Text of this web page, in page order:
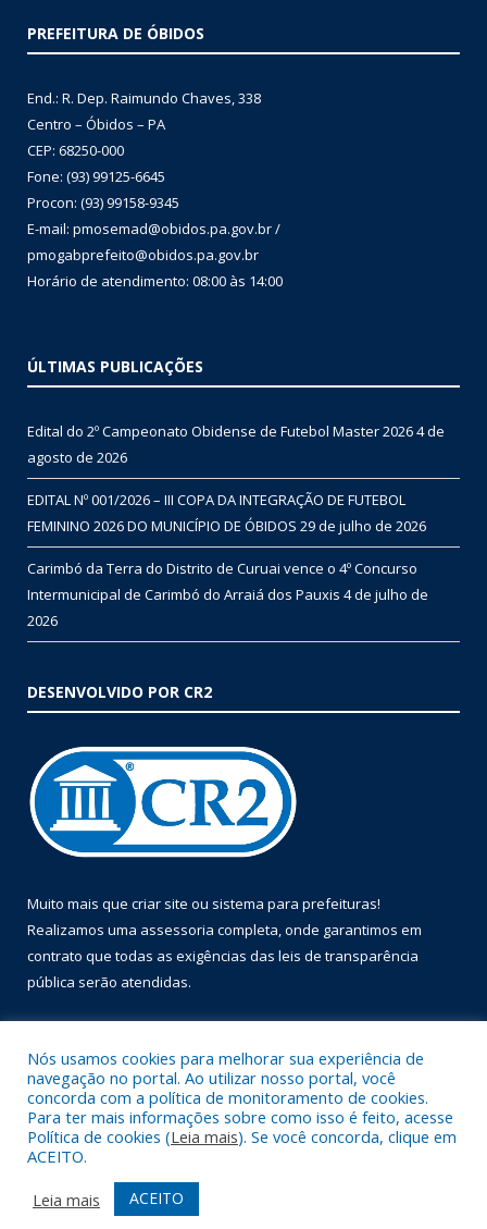
PREFEITURA DE ÓBIDOS
End.: R. Dep. Raimundo Chaves, 338
Centro – Óbidos – PA
CEP: 68250-000
Fone: (93) 99125-6645
Procon: (93) 99158-9345
E-mail: pmosemad@obidos.pa.gov.br /
pmogabprefeito@obidos.pa.gov.br
Horário de atendimento: 08:00 às 14:00
ÚLTIMAS PUBLICAÇÕES
Edital do 2º Campeonato Obidense de Futebol Master 20264 de
agosto de 2026
EDITAL Nº 001/2026 – III COPA DA INTEGRAÇÃO DE FUTEBOL
FEMININO 2026 DO MUNICÍPIO DE ÓBIDOS 29 de julho de 2026
Carimbó da Terra do Distrito de Curuai vence o 4º Concurso
Intermunicipal de Carimbó do Arraiá dos Pauxis 4 de julho de
2026
DESENVOLVIDO POR CR2
Muito mais que criar site ou sistema para prefeituras!
Realizamos uma assessoria completa, onde garantimos em
contrato que todas as exigências das leis de transparência
pública serão atendidas.
Todos os direitos reservados a Prefeitura Municipal de Óbidos.
Mapa do Site
Acessar Área Administrativa
Acessar Webmail
Nós usamos cookies para melhorar sua experiência de
navegação no portal. Ao utilizar nosso portal, você
concorda com a política de monitoramento de cookies.
Para ter mais informações sobre como isso é feito, acesse
Política de cookies (Leia mais). Se você concorda, clique em
ACEITO.
Leia mais
ACEITO